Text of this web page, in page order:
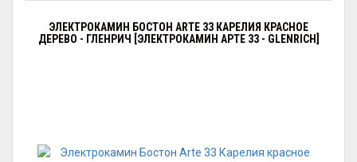
ЭЛЕКТРОКАМИН БОСТОН ARTE 33 КАРЕЛИЯ КРАСНОЕ
ДЕРЕВО - ГЛЕНРИЧ [ЭЛЕКТРОКАМИН АРТЕ 33 - GLENRICH]